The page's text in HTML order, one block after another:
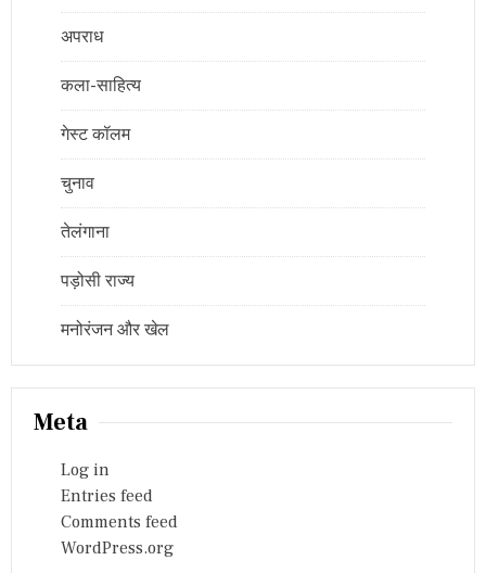
अपराध
कला-साहित्य
गेस्ट कॉलम
चुनाव
तेलंगाना
पड़ोसी राज्य
मनोरंजन और खेल
Meta
Log in
Entries feed
Comments feed
WordPress.org